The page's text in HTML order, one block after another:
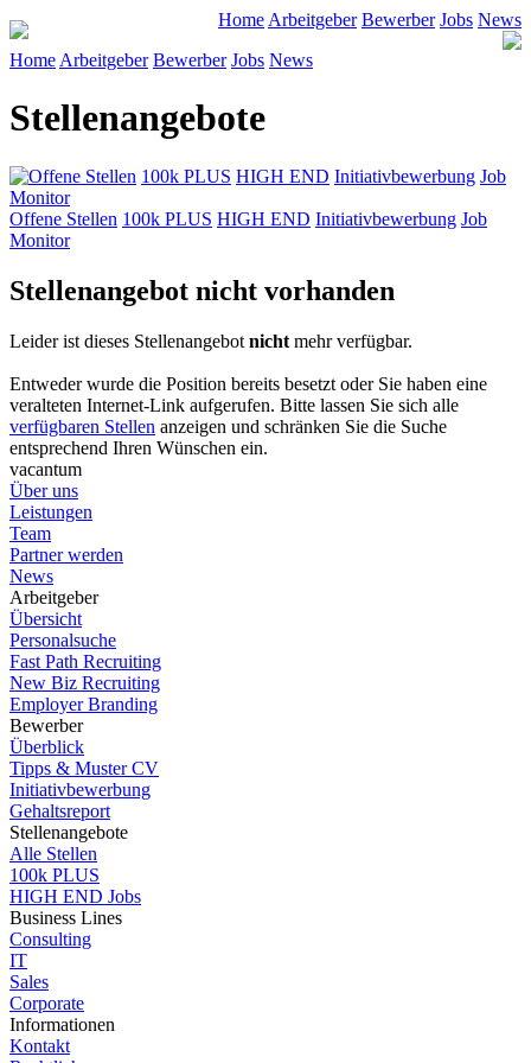
Home Arbeitgeber Bewerber Jobs News
Home Arbeitgeber Bewerber Jobs News
Stellenangebote
Offene Stellen 100k PLUS HIGH END Initiativbewerbung Job
Monitor
Offene Stellen 100k PLUS HIGH END Initiativbewerbung Job
Monitor
Stellenangebot nicht vorhanden
Leider ist dieses Stellenangebot nicht mehr verfügbar.
Entweder wurde die Position bereits besetzt oder Sie haben eine
veralteten Internet-Link aufgerufen. Bitte lassen Sie sich alle
verfügbaren Stellen anzeigen und schränken Sie die Suche
entsprechend Ihren Wünschen ein.
vacantum
Über uns
Leistungen
Team
Partner werden
News
Arbeitgeber
Übersicht
Personalsuche
Fast Path Recruiting
New Biz Recruiting
Employer Branding
Bewerber
Überblick
Tipps & Muster CV
Initiativbewerbung
Gehaltsreport
Stellenangebote
Alle Stellen
100k PLUS
HIGH END Jobs
Business Lines
Consulting
IT
Sales
Corporate
Informationen
Kontakt